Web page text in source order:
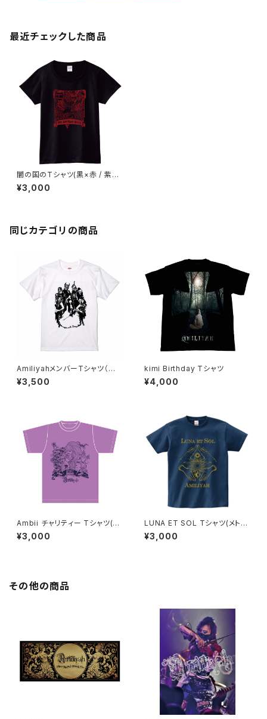
最近チェックした商品
闇の国のTシャツ(黒×赤 / 紫×
赤)
¥3,000
同じカテゴリの商品
AmiliyahメンバーTシャツ（白×
黒 / 青×黒）
¥3,500
kimi Birthday Tシャツ
¥4,000
Ambii チャリティー Tシャツ(ラ
ベンダー / チャコール)
¥3,000
LUNA ET SOL Tシャツ(メトロ
ブルー×ゴールド)
¥3,000
その他の商品